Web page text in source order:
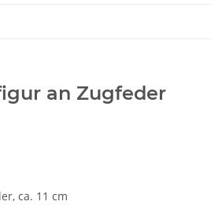
an Zugfeder
ca. 11 cm